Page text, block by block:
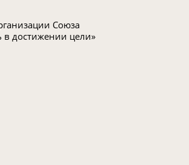
Союза
в достижении цели»